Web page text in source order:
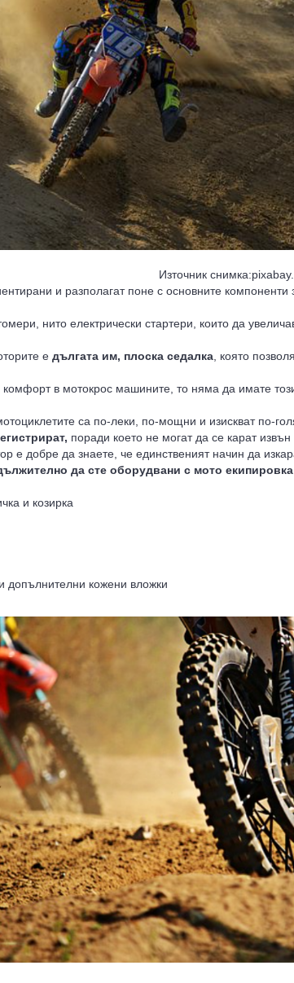
Източник
и разполагат поне с основните компоненти
нито електрически стартери, които да
е дългата им, плоска седалка, която
комфорт в мотокрос машините, то няма да имате
са по-леки, по-мощни и изискват по-
поради което не могат да се карат извън
е добре да знаете, че единственият начин да
да сте оборудвани с мото екипировка
и козирка
допълнителни кожени вложки